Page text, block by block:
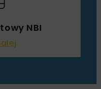
NBI